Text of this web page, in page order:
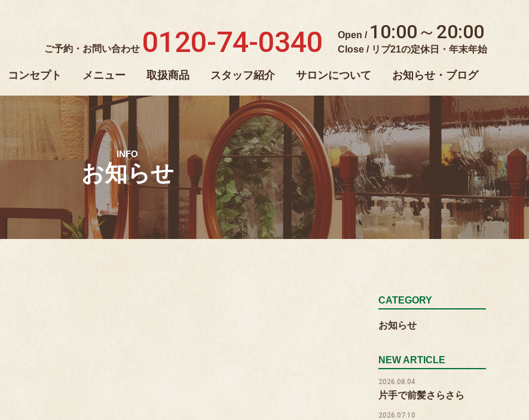
ご予約・お問い合わせ 0120-74-0340 Open / 10:00～20:00
Close / リブ21の定休日・年末年始
コンセプト メニュー 取扱商品 スタッフ紹介 サロンについて お知らせ・ブログ
INFO
お知らせ
CATEGORY
お知らせ
NEW ARTICLE
片手で前髪さらさら
2026.08.04
2026.07.10